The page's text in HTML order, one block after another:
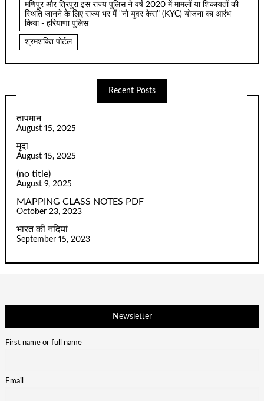
मणिपुर और त्रिपुरा इस राज्य पुलिस ने वर्ष 2020 में मामलों या शिकायतों की
स्थिति जानने के लिए राज्य भर में "नो युवर केस" (KYC) योजना का आरंभ
किया - हरियाणा पुलिस
श्रमशक्ति पोर्टल
Recent Posts
तापमान
August 15, 2025
मृदा
August 15, 2025
(no title)
August 9, 2025
MAPPING CLASS NOTES PDF
October 23, 2023
भारत की नदियां
September 15, 2023
Newsletter
First name or full name
Email